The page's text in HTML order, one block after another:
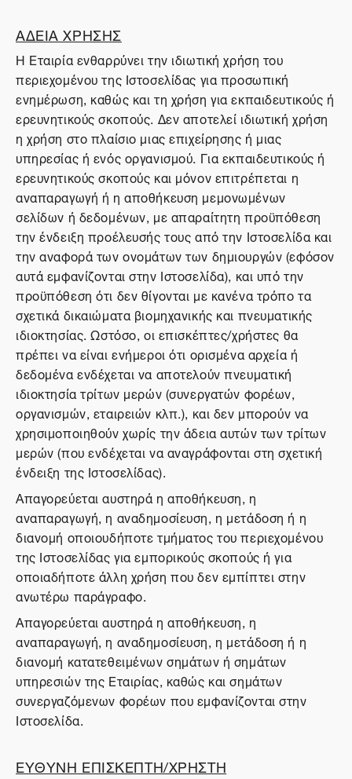
ΑΔΕΙΑ ΧΡΗΣΗΣ
Η Εταιρία ενθαρρύνει την ιδιωτική χρήση του
περιεχομένου της Ιστοσελίδας για προσωπική
ενημέρωση, καθώς και τη χρήση για εκπαιδευτικούς ή
ερευνητικούς σκοπούς. Δεν αποτελεί ιδιωτική χρήση
η χρήση στο πλαίσιο μιας επιχείρησης ή μιας
υπηρεσίας ή ενός οργανισμού. Για εκπαιδευτικούς ή
ερευνητικούς σκοπούς και μόνον επιτρέπεται η
αναπαραγωγή ή η αποθήκευση μεμονωμένων
σελίδων ή δεδομένων, με απαραίτητη προϋπόθεση
την ένδειξη προέλευσής τους από την Ιστοσελίδα και
την αναφορά των ονομάτων των δημιουργών (εφόσον
αυτά εμφανίζονται στην Ιστοσελίδα), και υπό την
προϋπόθεση ότι δεν θίγονται με κανένα τρόπο τα
σχετικά δικαιώματα βιομηχανικής και πνευματικής
ιδιοκτησίας. Ωστόσο, οι επισκέπτες/χρήστες θα
πρέπει να είναι ενήμεροι ότι ορισμένα αρχεία ή
δεδομένα ενδέχεται να αποτελούν πνευματική
ιδιοκτησία τρίτων μερών (συνεργατών φορέων,
οργανισμών, εταιρειών κλπ.), και δεν μπορούν να
χρησιμοποιηθούν χωρίς την άδεια αυτών των τρίτων
μερών (που ενδέχεται να αναγράφονται στη σχετική
ένδειξη της Ιστοσελίδας).
Απαγορεύεται αυστηρά η αποθήκευση, η
αναπαραγωγή, η αναδημοσίευση, η μετάδοση ή η
διανομή οποιουδήποτε τμήματος του περιεχομένου
της Ιστοσελίδας για εμπορικούς σκοπούς ή για
οποιαδήποτε άλλη χρήση που δεν εμπίπτει στην
ανωτέρω παράγραφο.
Απαγορεύεται αυστηρά η αποθήκευση, η
αναπαραγωγή, η αναδημοσίευση, η μετάδοση ή η
διανομή κατατεθειμένων σημάτων ή σημάτων
υπηρεσιών της Εταιρίας, καθώς και σημάτων
συνεργαζόμενων φορέων που εμφανίζονται στην
Ιστοσελίδα.
ΕΥΘΥΝΗ ΕΠΙΣΚΕΠΤΗ/ΧΡΗΣΤΗ